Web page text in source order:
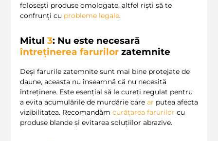
folosești produse omologate, altfel riști să te
confrunți cu probleme legale.
Mitul 3: Nu este necesară
întreținerea farurilor zatemnite
Deși farurile zatemnite sunt mai bine protejate de
daune, aceasta nu înseamnă că nu necesită
întreținere. Este esențial să le cureți regulat pentru
a evita acumulările de murdărie care ar putea afecta
vizibilitatea. Recomandăm curățarea farurilor cu
produse blande și evitarea soluțiilor abrazive.